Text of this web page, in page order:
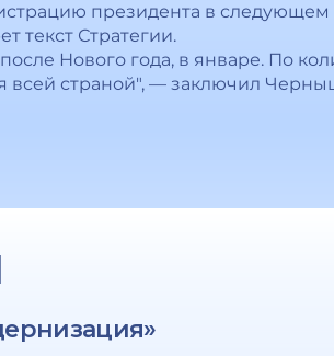
президента в следующем
текст Стратегии.
Нового года, в январе. По
всей страной", — заключил